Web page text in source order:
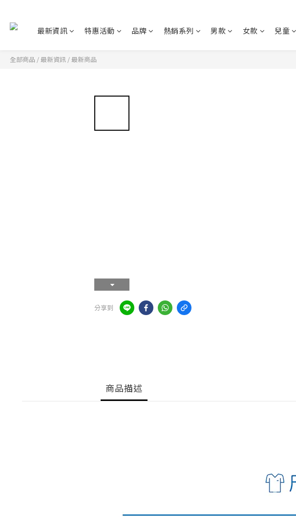
最新資訊 特惠活動 品牌 熱銷系列 男款 女款 兒童
全部商品 /最新資訊 /最新商品
分享到
商品描述